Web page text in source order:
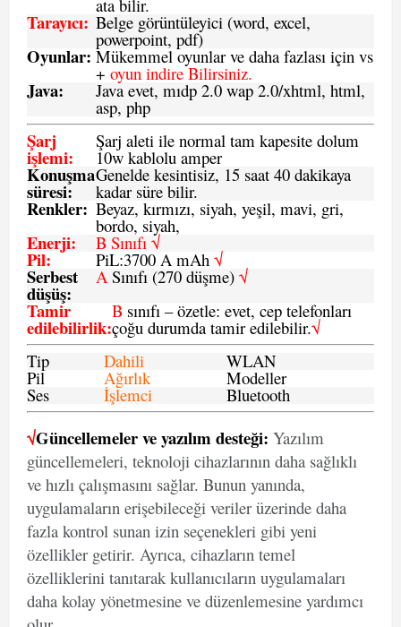
ata bilir.
Tarayıcı: Belge görüntüleyici (word, excel,
powerpoint, pdf)
Oyunlar: Mükemmel oyunlar ve daha fazlası için vs
+ oyun indire Bilirsiniz.
Java: Java evet, mıdp 2.0 wap 2.0/xhtml, html,
asp, php
Şarj
işlemi:
Şarj aleti ile normal tam kapesite dolum
10w kablolu amper
Konuşma
süresi:
Genelde kesintisiz, 15 saat 40 dakikaya
kadar süre bilir.
Renkler: Beyaz, kırmızı, siyah, yeşil, mavi, gri,
bordo, siyah,
Enerji: B Sınıfı √
Pil: PiL:3700 A mAh √
Serbest
düşüş:
ASınıfı (270 düşme) √
Tamir
edilebilirlik:
B sınıfı – özetle: evet, cep telefonları
çoğu durumda tamir edilebilir.√
Tip
Dahili WLAN
Pil Ağırlık Modeller
Ses İşlemci Bluetooth
√Güncellemeler ve yazılım desteği: Yazılım
güncellemeleri, teknoloji cihazlarının daha sağlıklı
ve hızlı çalışmasını sağlar. Bunun yanında,
uygulamaların erişebileceği veriler üzerinde daha
fazla kontrol sunan izin seçenekleri gibi yeni
özellikler getirir. Ayrıca, cihazların temel
özelliklerini tanıtarak kullanıcıların uygulamaları
daha kolay yönetmesine ve düzenlemesine yardımcı